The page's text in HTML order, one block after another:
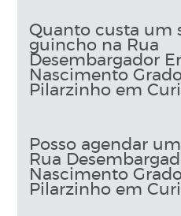
Quanto custa um
guincho na Rua
Desembargador
Nascimento
Pilarzinho em
Posso agendar
Rua
Nascimento
Pilarzinho em